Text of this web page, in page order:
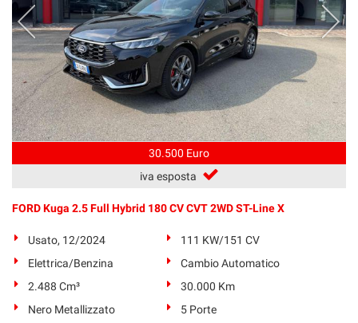
30.500 Euro
iva esposta
FORD Kuga 2.5 Full Hybrid 180 CV CVT 2WD ST-Line X
Usato, 12/2024
111 KW/151 CV
Elettrica/Benzina
Cambio Automatico
2.488 Cm³
30.000 Km
Nero Metallizzato
5 Porte